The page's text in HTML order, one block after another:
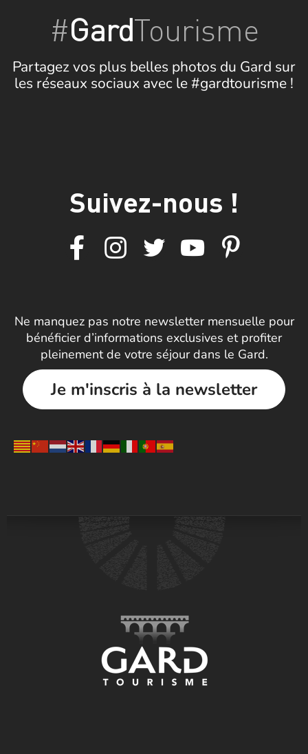
#GardTourisme
Partagez vos plus belles photos du Gard sur
les réseaux sociaux avec le #gardtourisme !
Suivez-nous !
Ne manquez pas notre newsletter mensuelle pour
bénéficier d’informations exclusives et profiter
pleinement de votre séjour dans le Gard.
Je m'inscris à la newsletter